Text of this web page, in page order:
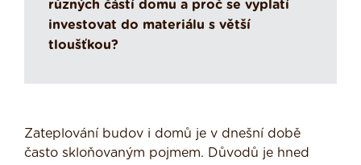
různých částí domu a proč se vyplatí
investovat do materiálu s větší
tloušťkou?
Zateplování budov i domů je v dnešní době
často skloňovaným pojmem. Důvodů je hned